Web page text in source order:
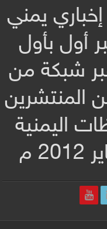
يمني
أول بأول
شبكة من
المنتشرين
اليمنية
م